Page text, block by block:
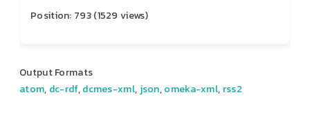
Position: 793(1529 views)
Output Formats
atom, dc-rdf,dcmes-xml, json,omeka-xml, rss2